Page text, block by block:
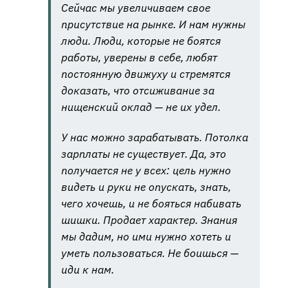
Сейчас мы увеличиваем свое
присутствие на рынке. И нам нужны
люди. Люди, которые не боятся
работы, уверены в себе, любят
постоянную движуху и стремятся
доказать, что отсиживание за
нищенский оклад — не их удел.
У нас можно зарабатывать. Потолка
зарплаты не существует. Да, это
получается не у всех: цель нужно
видеть и руки не опускать, знать,
чего хочешь, и не бояться набивать
шишки. Продает характер. Знания
мы дадим, но ими нужно хотеть и
уметь пользоваться. Не боишься —
иди к нам.